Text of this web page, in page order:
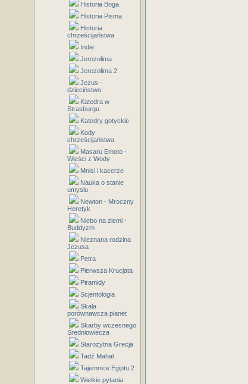
Historia Boga
Historia Pisma
Historia
chrześcijaństwa
Indie
Jerozolima
Jerozolima 2
Jezus -
dzieciństwo
Katedra w
Strasburgu
Katedry gotyckie
Kody
chrześcijaństwa
Masaru Emoto -
Wieści z Wody
Mnisi i kacerze
Nauka o stanie
umyslu
Newton - Mroczny
Heretyk
Niebo na ziemi -
Buddyzm
Nieznana rodzina
Jezusa
Petra
Pierwsza Krucjata
Piramidy
Scjentologia
Skala
porównawcza planet
Skarby wczesnego
Średniowiecza
Starożytna Grecja
Tadź Mahal
Tajemnice Egiptu 2
Wielkie pytania